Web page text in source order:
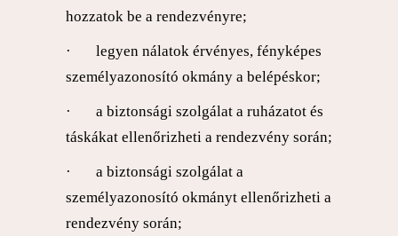
hozzatok be a rendezvényre;
· legyen nálatok érvényes, fényképes
személyazonosító okmány a belépéskor;
· a biztonsági szolgálat a ruházatot és
táskákat ellenőrizheti a rendezvény során;
· a biztonsági szolgálat a
személyazonosító okmányt ellenőrizheti a
rendezvény során;